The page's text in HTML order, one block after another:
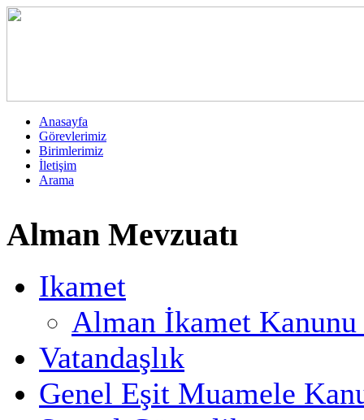
Anasayfa
Görevlerimiz
Birimlerimiz
İletişim
Arama
Alman Mevzuatı
Ikamet
Alman İkamet
Vatandaşlık
Genel Eşit Muamele